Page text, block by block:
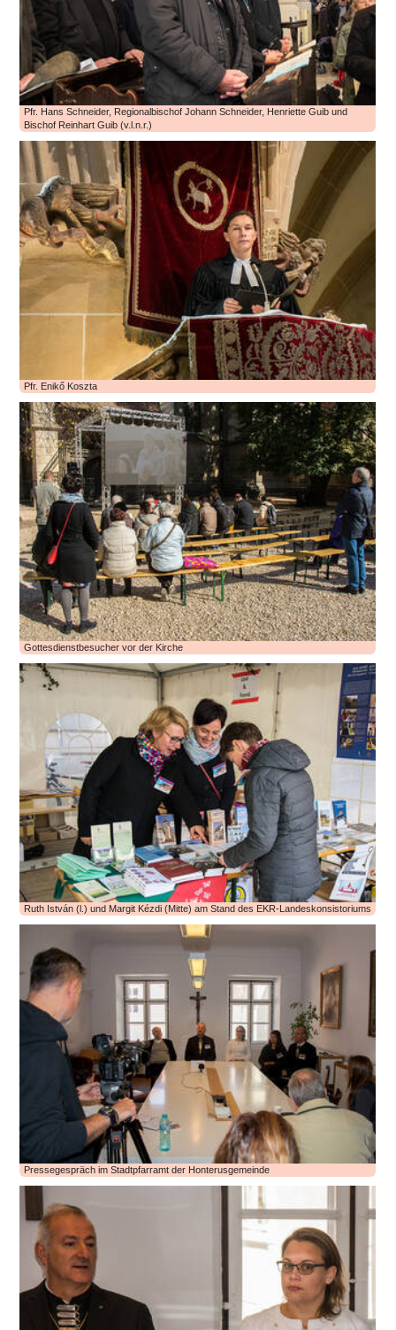
Pfr. Hans Schneider, Regionalbischof Johann Schneider, Henriette Guib und
Bischof Reinhart Guib (v.l.n.r.)
Pfr. Enikő Koszta
Gottesdienstbesucher vor der Kirche
Ruth István (l.) und Margit Kézdi (Mitte) am Stand des EKR-Landeskonsistoriums
Pressegespräch im Stadtpfarramt der Honterusgemeinde